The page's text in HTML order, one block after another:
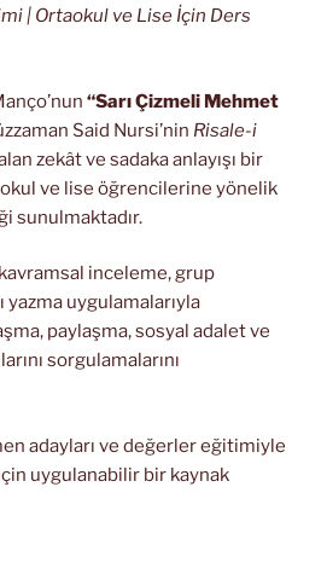
| Ortaokul ve Lise İçin Ders
“Sarı Çizmeli Mehmet
Said Nursi’nin Risale-i
zekât ve sadaka anlayışı bir
ve lise öğrencilerine yönelik
sunulmaktadır.
inceleme, grup
yazma uygulamalarıyla
paylaşma, sosyal adalet ve
sorgulamalarını
adayları ve değerler eğitimiyle
uygulanabilir bir kaynak